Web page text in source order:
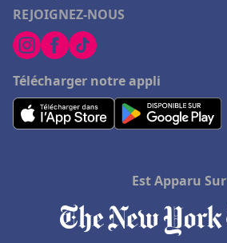
REJOIGNEZ-NOUS
Télécharger notre appli
Est Apparu Sur